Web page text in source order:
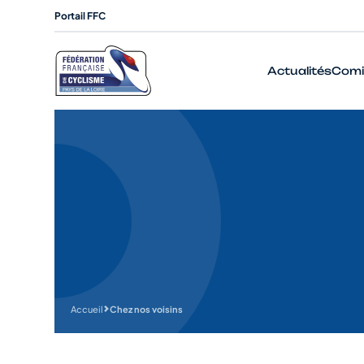
Portail FFC
Actualités
Accueil Chez nos voisins